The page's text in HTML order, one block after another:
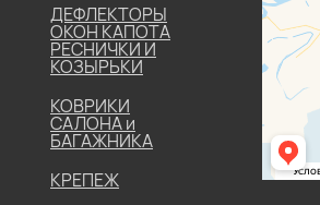
ДЕФЛЕКТОРЫ
ОКОН КАПОТА
РЕСНИЧКИ И
КОЗЫРЬКИ
КОВРИКИ
САЛОНА и
БАГАЖНИКА
КРЕПЕЖ